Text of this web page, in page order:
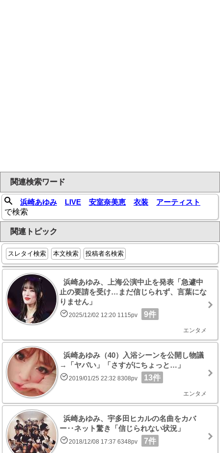
関連検索ワード
浜崎あゆみ LIVE 安室奈美恵 衣装
アーティスト
で検索
関連トピック
スレタイ検索 本文検索 投稿者名検索
浜崎あゆみ、上海公演中止を発表「急遽中
止の要請を受け…まだ信じられず、言葉にな
りません」
2025/12/02 12:20 1115pv 9件
エンタメ
浜崎あゆみ（40）入浴シーンを公開し物議
→「ヤバい」「さすがにちょっと…」
2019/01/25 22:32 8308pv 13件
エンタメ
浜崎あゆみ、宇多田ヒカルの名曲をカバ
ー‥ネット驚き「信じられない状況」
2018/12/08 17:37 6348pv 7件